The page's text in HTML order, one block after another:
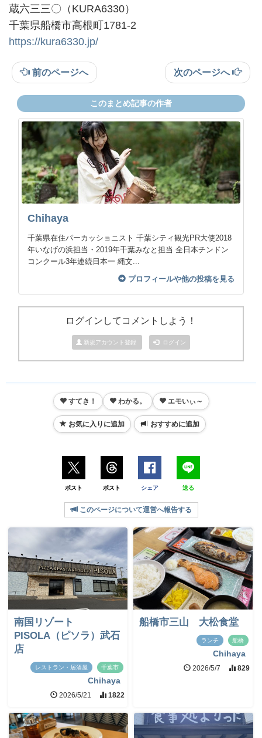
蔵六三三〇（KURA6330）
千葉県船橋市高根町1781-2
https://kura6330.jp/
前のページへ 次のページへ
このまとめ記事の作者
Chihaya
千葉県在住パーカッショニスト 千葉シティ観光PR大使2018
年いなげの浜担当・2019年千葉みなと担当 全日本チンドン
コンクール3年連続日本一 縄文...
プロフィールや他の投稿を見る
ログインしてコメントしよう！
新規アカウント登録 ログイン
すてき！ わかる。 エモいぃ～
お気に入りに追加 おすすめに追加
ポスト ポスト シェア 送る
このページについて運営へ報告する
南国リゾート
PISOLA（ピソラ）武石
店
レストラン・居酒屋 千葉市
Chihaya
2026/5/21 1822
船橋市三山 大松食堂
ランチ 船橋
Chihaya
2026/5/7 829